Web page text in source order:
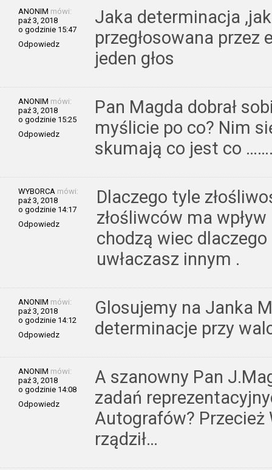
ANONIM mówi:
paź 3, 2018
o godzinie 15:47
Odpowiedz
Jaka determinacja
przegłosowana przez
jeden głos
ANONIM mówi:
paź 3, 2018
o godzinie 15:25
Odpowiedz
Pan Magda dobrał
myślicie po co? Nim
skumają co jest co
WYBORCA mówi:
paź 3, 2018
o godzinie 14:17
Odpowiedz
Dlaczego tyle
złośliwców ma
chodzą wiec
uwłaczasz innym .
ANONIM mówi:
paź 3, 2018
o godzinie 14:12
Odpowiedz
Glosujemy na Janka
determinacje przy
ANONIM mówi:
paź 3, 2018
o godzinie 14:08
Odpowiedz
A szanowny Pan
zadań
Autografów?
rządził…